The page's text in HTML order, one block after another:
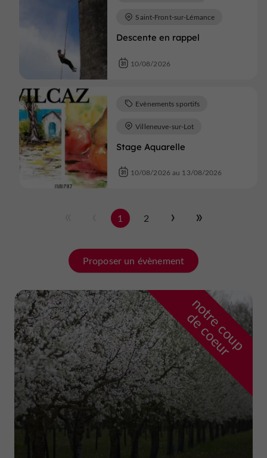
Descente en rappel
Saint-Front-sur-Lémance
10/08/2026
Stage Aquarelle
Evènements sportifs
Villeneuve-sur-Lot
10/08/2026 au 13/08/2026
1 2
Proposer un évènement
n
o
t
r
e
c
o
u
p
d
e
c
o
e
u
r